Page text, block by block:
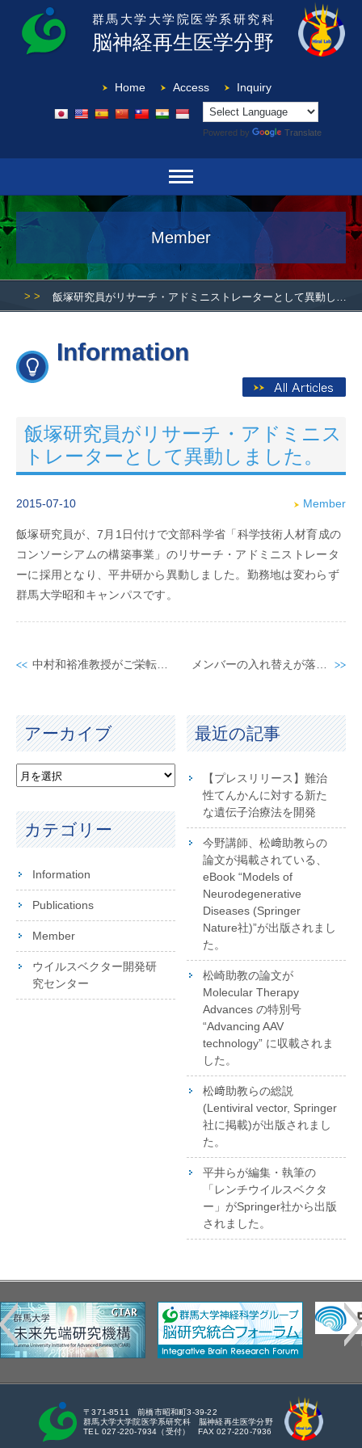
群馬大学大学院医学系研究科
脳神経再生医学分野
Home Access Inquiry
Powered by Translate
Member
> > 飯塚研究員がリサーチ・アドミニストレーターとして異動しました。
Information
飯塚研究員がリサーチ・アドミニス
トレーターとして異動しました。
2015-07-10 Member
飯塚研究員が、7月1日付けで文部科学省「科学技術人材育成の
コンソーシアムの構築事業」のリサーチ・アドミニストレータ
ーに採用となり、平井研から異動しました。勤務地は変わらず
群馬大学昭和キャンパスです。
アーカイブ
カテゴリー
Information
Publications
Member
ウイルスベクター開発研
究センター
最近の記事
【プレスリリース】難治
性てんかんに対する新た
な遺伝子治療法を開発
今野講師、松﨑助教らの
論文が掲載されている、
eBook “Models of
Neurodegenerative
Diseases (Springer
Nature社)”が出版されまし
た。
松崎助教の論文が
Molecular Therapy
Advances の特別号
“Advancing AAV
technology” に収載されま
した。
松﨑助教らの総説
(Lentiviral vector, Springer
社に掲載)が出版されまし
た。
平井らが編集・執筆の
「レンチウイルスベクタ
ー」がSpringer社から出版
されました。
〒371-8511 前橋市昭和町3-39-22
群馬大学大学院医学系研究科 脳神経再生医学分野
TEL 027-220-7934（受付） FAX 027-220-7936